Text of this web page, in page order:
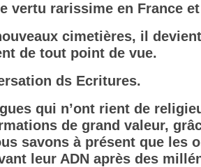
vertu rarissime en France
cimetières, il
de tout point de vue.
ds Ecritures.
qui n’ont rient de
de grand valeur,
savons à présent que les
leur ADN après des